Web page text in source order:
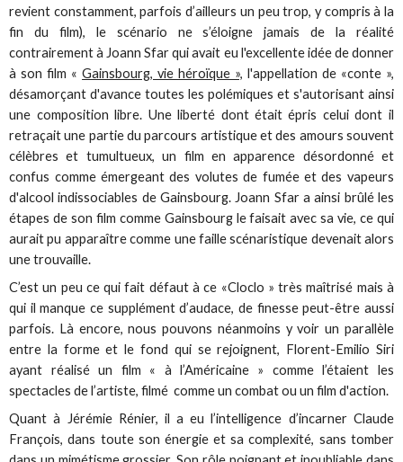
revient constamment, parfois d’ailleurs un peu trop, y compris à la
fin du film), le scénario ne s’éloigne jamais de la réalité
contrairement à Joann Sfar qui avait eu l'excellente idée de donner
à son film «Gainsbourg, vie héroïque », l'appellation de «conte »,
désamorçant d'avance toutes les polémiques et s'autorisant ainsi
une composition libre. Une liberté dont était épris celui dont il
retraçait une partie du parcours artistique et des amours souvent
célèbres et tumultueux, un film en apparence désordonné et
confus comme émergeant des volutes de fumée et des vapeurs
d'alcool indissociables de Gainsbourg. Joann Sfar a ainsi brûlé les
étapes de son film comme Gainsbourg le faisait avec sa vie, ce qui
aurait pu apparaître comme une faille scénaristique devenait alors
une trouvaille.
C’est un peu ce qui fait défaut à ce «Cloclo » très maîtrisé mais à
qui il manque ce supplément d’audace, de finesse peut-être aussi
parfois. Là encore, nous pouvons néanmoins y voir un parallèle
entre la forme et le fond qui se rejoignent, Florent-Emilio Siri
ayant réalisé un film « à l’Américaine » comme l’étaient les
spectacles de l’artiste, filmé comme un combat ou un film d'action.
Quant à Jérémie Rénier, il a eu l’intelligence d’incarner Claude
François, dans toute son énergie et sa complexité, sans tomber